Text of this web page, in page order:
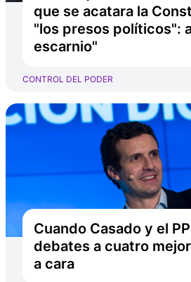
que se acatara la
"los presos políticos":
escarnio"
CONTROL DEL PODER
Cuando Casado y el
debates a cuatro
a cara